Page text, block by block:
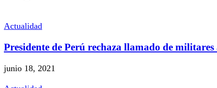
Actualidad
Presidente de Perú rechaza llamado de militares
junio 18, 2021